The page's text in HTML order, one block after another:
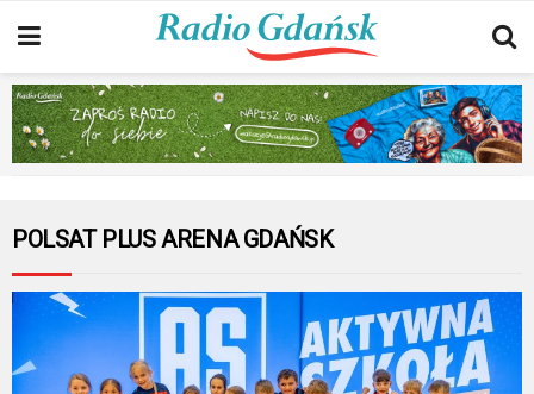
POLSAT PLUS ARENA GDAŃSK